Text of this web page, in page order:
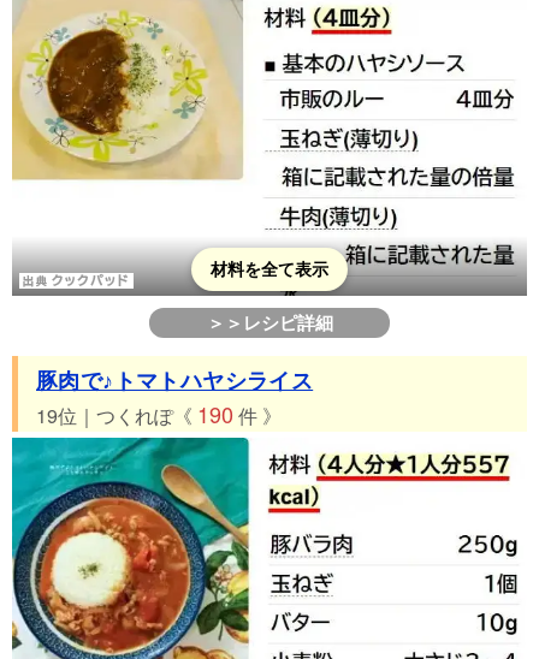
材料を全て表示
＞＞レシピ詳細
豚肉で♪トマトハヤシライス
19位｜つくれぽ《 190 件 》